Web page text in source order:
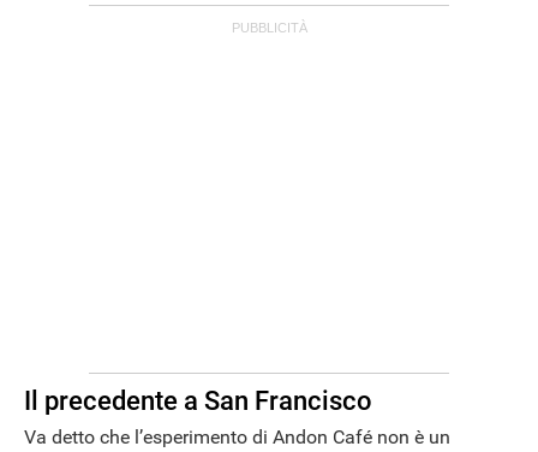
Il precedente a San Francisco
Va detto che l’esperimento di Andon Café non è un